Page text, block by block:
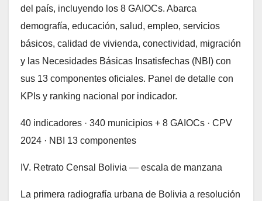
del país, incluyendo los 8 GAIOCs. Abarca
demografía, educación, salud, empleo, servicios
básicos, calidad de vivienda, conectividad, migración
y las Necesidades Básicas Insatisfechas (NBI) con
sus 13 componentes oficiales. Panel de detalle con
KPIs y ranking nacional por indicador.
40 indicadores · 340 municipios + 8 GAIOCs · CPV
2024 · NBI 13 componentes
IV. Retrato Censal Bolivia — escala de manzana
La primera radiografía urbana de Bolivia a resolución